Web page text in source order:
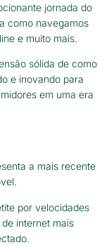
jornada do
como navegamos
e muito mais.
sólida de como
e inovando para
em uma era
a mais recente
por velocidades
internet mais